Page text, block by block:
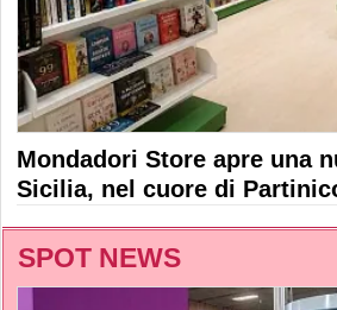
Mondadori Store apre una
Sicilia, nel cuore di
SPOT NEWS